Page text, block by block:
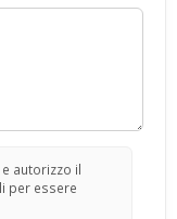
e autorizzo il
per essere